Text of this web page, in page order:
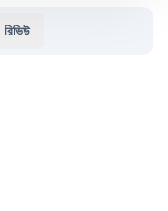
রিভিউ